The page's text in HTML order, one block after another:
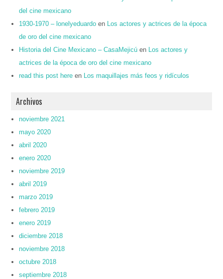
del cine mexicano
1930-1970 – lonelyeduardo en
Los actores y actrices de la época
de oro del cine mexicano
Historia del Cine Mexicano – CasaMejicú en
Los actores y
actrices de la época de oro del cine mexicano
read this post here en Los maquillajes más feos y ridículos
Archivos
noviembre 2021
mayo 2020
abril 2020
enero 2020
noviembre 2019
abril 2019
marzo 2019
febrero 2019
enero 2019
diciembre 2018
noviembre 2018
octubre 2018
septiembre 2018